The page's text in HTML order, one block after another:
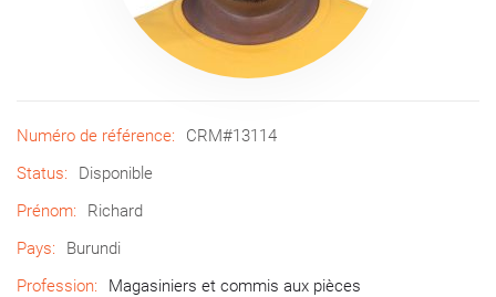
Numéro de référence:
CRM#13114
Status:
Disponible
Prénom:
Richard
Pays:
Burundi
Profession:
Magasiniers et commis aux pièces